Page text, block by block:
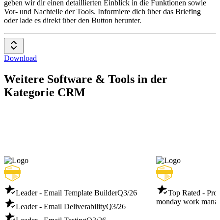
geben wir dir einen detaillierten Einblick in die Funktionen sowie
Vor- und Nachteile der Tools. Informiere dich über das Briefing
oder lade es direkt über den Button herunter.
Download
Weitere Software & Tools in der
Kategorie CRM
Leader - Email Template BuilderQ3/26
Leader - Email DeliverabilityQ3/26
Top Rated -
monday work